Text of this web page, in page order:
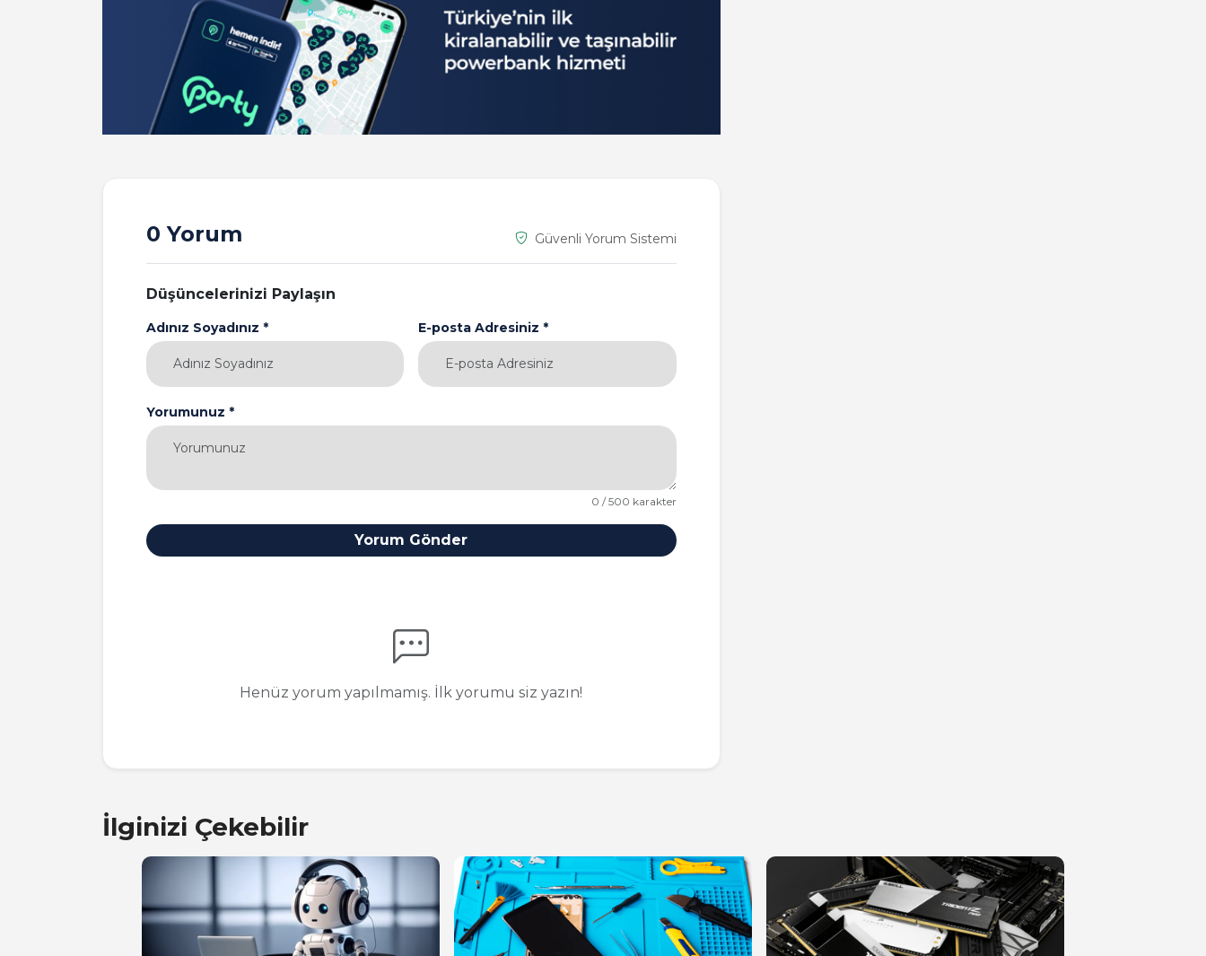
0 Yorum Güvenli Yorum Sistemi
Düşüncelerinizi Paylaşın
Adınız Soyadınız * E-posta Adresiniz *
Yorumunuz *
0 / 500 karakter
Yorum Gönder
Henüz yorum yapılmamış. İlk yorumu siz yazın!
İlginizi Çekebilir